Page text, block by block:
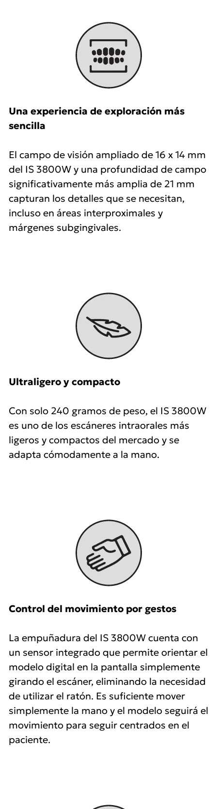
Una experiencia de exploración más
sencilla
El campo de visión ampliado de 16 x 14 mm
del IS 3800W y una profundidad de campo
significativamente más amplia de 21 mm
capturan los detalles que se necesitan,
incluso en áreas interproximales y
márgenes subgingivales.
Ultraligero y compacto
Con solo 240 gramos de peso, el IS 3800W
es uno de los escáneres intraorales más
ligeros y compactos del mercado y se
adapta cómodamente a la mano.
Control del movimiento por gestos
La empuñadura del IS 3800W cuenta con
un sensor integrado que permite orientar el
modelo digital en la pantalla simplemente
girando el escáner, eliminando la necesidad
de utilizar el ratón. Es suficiente mover
simplemente la mano y el modelo seguirá el
movimiento para seguir centrados en el
paciente.